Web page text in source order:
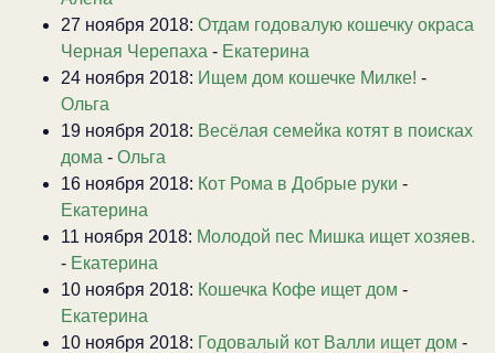
27 ноября 2018: Отдам годовалую кошечку окраса
Черная Черепаха - Екатерина
24 ноября 2018: Ищем дом кошечке Милке! -
Ольга
19 ноября 2018: Весёлая семейка котят в поисках
дома - Ольга
16 ноября 2018: Кот Рома в Добрые руки -
Екатерина
11 ноября 2018: Молодой пес Мишка ищет хозяев.
- Екатерина
10 ноября 2018: Кошечка Кофе ищет дом -
Екатерина
10 ноября 2018: Годовалый кот Валли ищет дом -